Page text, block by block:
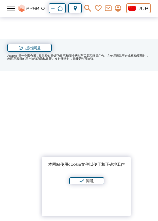
RUB
本网站使用cookie文件以便于和正确地工作
同意
提出问题
Aparto 是一个聚合器，提供经过验证的住宅和商业房地产买卖和租赁广告。在使用网站平台或移动应用时，
您同意项目的用户协议和隐私政策。支付服务时，您接受许可协议。